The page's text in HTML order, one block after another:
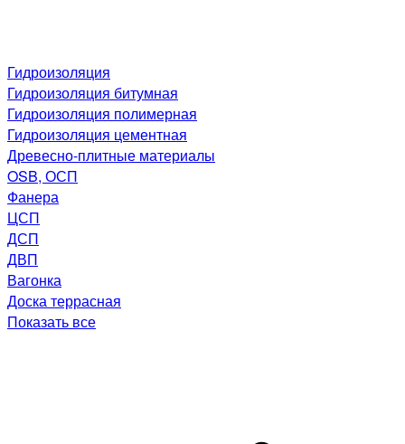
Гидроизоляция
Гидроизоляция битумная
Гидроизоляция полимерная
Гидроизоляция цементная
Древесно-плитные материалы
OSB, ОСП
Фанера
ЦСП
ДСП
ДВП
Вагонка
Доска террасная
Показать все